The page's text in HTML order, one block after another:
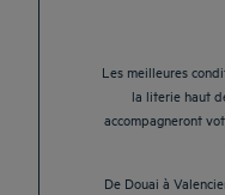
Les meilleures
la literie haut
accompagneront
De Douai à